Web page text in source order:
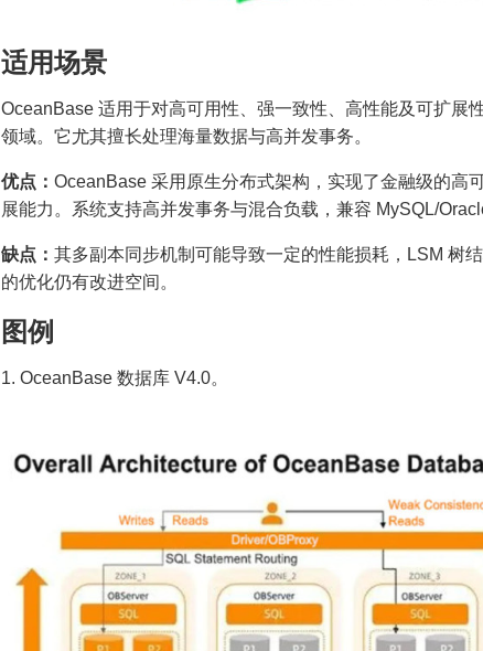
适用场景
OceanBase 适用于对高可用性、强一致性、高性能及可扩展
领域。它尤其擅长处理海量数据与高并发事务。
优点： OceanBase 采用原生分布式架构，实现了金融级的高
展能力。系统支持高并发事务与混合负载，兼容 MySQL/
缺点： 其多副本同步机制可能导致一定的性能损耗，LSM 树
的优化仍有改进空间。
图例
1. OceanBase 数据库 V4.0。